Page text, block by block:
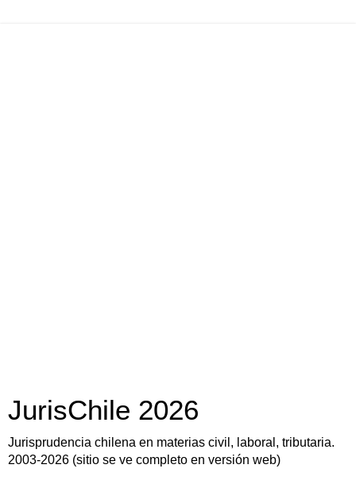
JurisChile 2026
Jurisprudencia chilena en materias civil, laboral, tributaria.
2003-2026 (sitio se ve completo en versión web)